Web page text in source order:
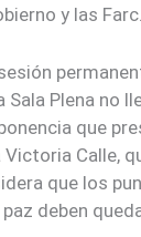
y las Farc.
Plena no
que
Calle,
que los
deben